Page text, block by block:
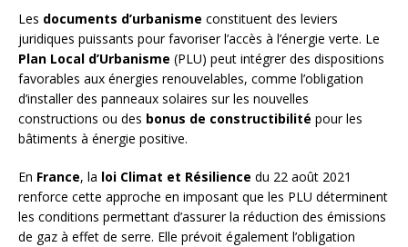
Les documents d’urbanisme constituent des leviers
juridiques puissants pour favoriser l’accès à l’énergie verte. Le
Plan Local d’Urbanisme (PLU) peut intégrer des dispositions
favorables aux énergies renouvelables, comme l’obligation
d’installer des panneaux solaires sur les nouvelles
constructions ou des bonus de constructibilité pour les
bâtiments à énergie positive.
En France, la loi Climat et Résilience du 22 août 2021
renforce cette approche en imposant que les PLU déterminent
les conditions permettant d’assurer la réduction des émissions
de gaz à effet de serre. Elle prévoit également l’obligation